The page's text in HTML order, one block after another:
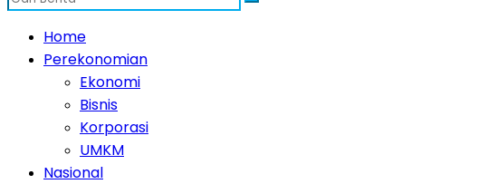
Home
Perekonomian
Ekonomi
Bisnis
Korporasi
UMKM
Nasional